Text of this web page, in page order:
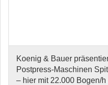
Koenig & Bauer
Postpress-Maschinen
– hier mit 22.000 Bogen/